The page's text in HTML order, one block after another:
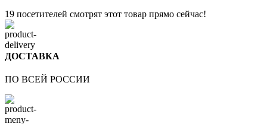
19 посетителей смотрят этот товар прямо сейчас!
ДОСТАВКА
ПО ВСЕЙ РОССИИ